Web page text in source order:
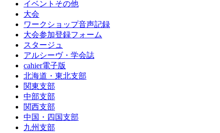
イベントその他
大会
ワークショップ音声記録
大会参加登録フォーム
スタージュ
アルシーヴ・学会誌
cahier電子版
北海道・東北支部
関東支部
中部支部
関西支部
中国・四国支部
九州支部